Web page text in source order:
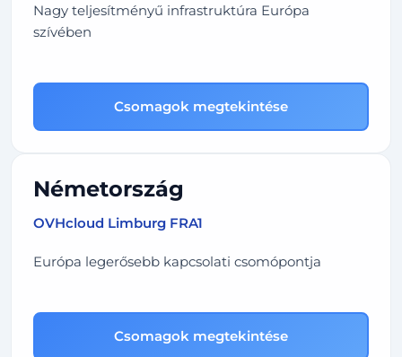
Nagy teljesítményű infrastruktúra Európa
szívében
Csomagok megtekintése
Németország
OVHcloud Limburg FRA1
Európa legerősebb kapcsolati csomópontja
Csomagok megtekintése